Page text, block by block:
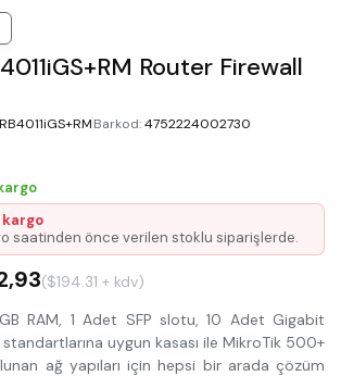
Router Firewall
RB4011iGS+RMBarkod:4752224002730
kargo
saatinden önce verilen stoklu siparişlerde.
($194.31 + kdv)
RAM, 1 Adet SFP slotu, 10 Adet Gigabit
uygun kasası ile MikroTik 500+
ağ yapıları için hepsi bir arada çözüm